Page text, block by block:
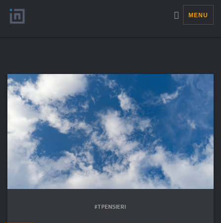
MENU
#TPENSIERI